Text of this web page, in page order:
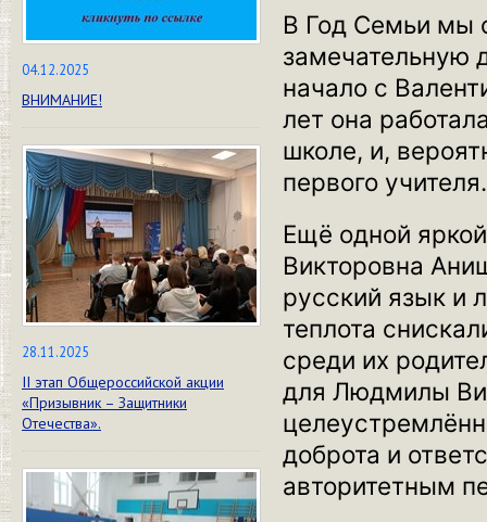
04.12.2025
ВНИМАНИЕ!
28.11.2025
II этап Общероссийской акции
«Призывник – Защитники
Отечества».
В Год Семьи мы
замечательную
начало с
лет она
школе, и,
первого учителя.
Ещё одной
Викторовна
русский язык и
теплота
среди их
для Людмилы
доброта и
авторитетным